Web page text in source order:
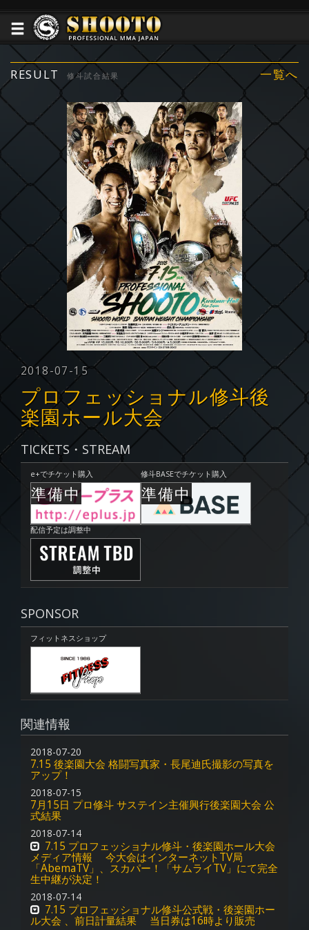
RESULT 修斗試合結果 一覧へ
2018-07-15
プロフェッショナル修斗後
楽園ホール大会
TICKETS・STREAM
e+でチケット購入 修斗BASEでチケット購入
配信予定は調整中
SPONSOR
フィットネスショップ
関連情報
2018-07-20
7.15 後楽園大会 格闘写真家・長尾迪氏撮影の写真を
アップ！
2018-07-15
7月15日 プロ修斗 サステイン主催興行後楽園大会 公
式結果
2018-07-14
7.15 プロフェッショナル修斗・後楽園ホール大会
メディア情報 今大会はインターネットTV局
「AbemaTV」、スカパー！「サムライTV」にて完全
生中継が決定！
2018-07-14
7.15 プロフェッショナル修斗公式戦・後楽園ホー
ル大会 、前日計量結果 当日券は16時より販売